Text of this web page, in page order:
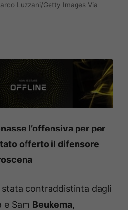
Luzzani/Getty Images Via
l’offensiva per per
offerto il difensore
stata contraddistinta dagli
e Sam Beukema,